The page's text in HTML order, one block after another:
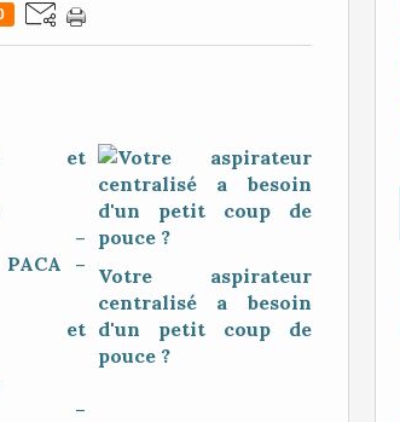
et
–
Votre aspirateur
centralisé a besoin
d'un petit coup de
pouce ?